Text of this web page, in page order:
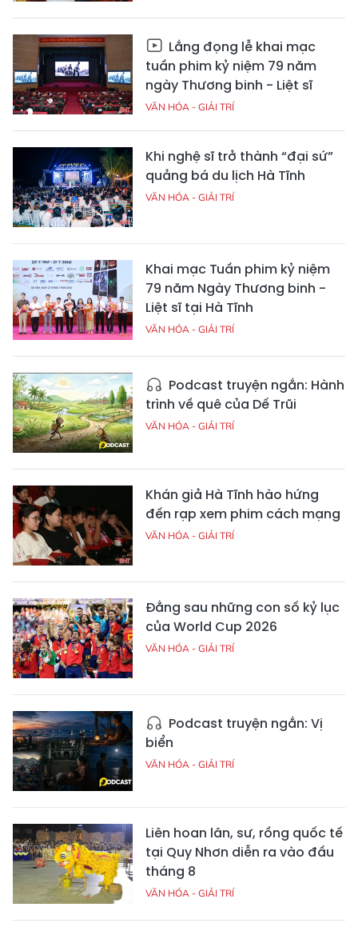
Lắng đọng lễ khai mạc
tuần phim kỷ niệm 79 năm
ngày Thương binh - Liệt sĩ
VĂN HÓA - GIẢI TRÍ
Khi nghệ sĩ trở thành “đại sứ”
quảng bá du lịch Hà Tĩnh
VĂN HÓA - GIẢI TRÍ
Khai mạc Tuần phim kỷ niệm
79 năm Ngày Thương binh -
Liệt sĩ tại Hà Tĩnh
VĂN HÓA - GIẢI TRÍ
Podcast truyện ngắn: Hành
trình về quê của Dế Trũi
VĂN HÓA - GIẢI TRÍ
Khán giả Hà Tĩnh hào hứng
đến rạp xem phim cách mạng
VĂN HÓA - GIẢI TRÍ
Đằng sau những con số kỷ lục
của World Cup 2026
VĂN HÓA - GIẢI TRÍ
Podcast truyện ngắn: Vị
biển
VĂN HÓA - GIẢI TRÍ
Liên hoan lân, sư, rồng quốc tế
tại Quy Nhơn diễn ra vào đầu
tháng 8
VĂN HÓA - GIẢI TRÍ